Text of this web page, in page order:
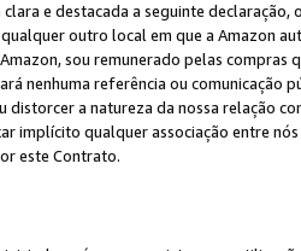
e destacada a seguinte
outro local em que a Amazon
sou remunerado pelas
nenhuma referência ou comunicação
distorcer a natureza da nossa relação
implícito qualquer associação entre
este Contrato.